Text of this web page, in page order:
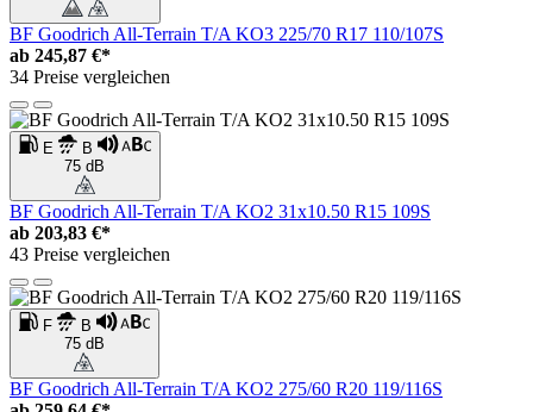
BF Goodrich All-Terrain T/A KO3 225/70 R17 110/107S
ab 245,87 €*
34 Preise vergleichen
E
B
75 dB
BF Goodrich All-Terrain T/A KO2 31x10.50 R15 109S
ab 203,83 €*
43 Preise vergleichen
F
B
75 dB
BF Goodrich All-Terrain T/A KO2 275/60 R20 119/116S